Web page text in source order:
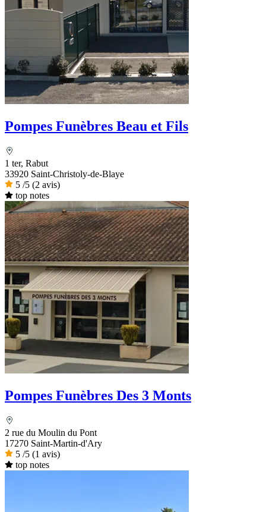
Pompes Funèbres Beau et Fils
1 ter, Rabut
33920 Saint-Christoly-de-Blaye
5 /5 (2 avis)
top notes
Pompes Funèbres Des 3 Monts
2 rue du Moulin du Pont
17270 Saint-Martin-d'Ary
5 /5 (1 avis)
top notes